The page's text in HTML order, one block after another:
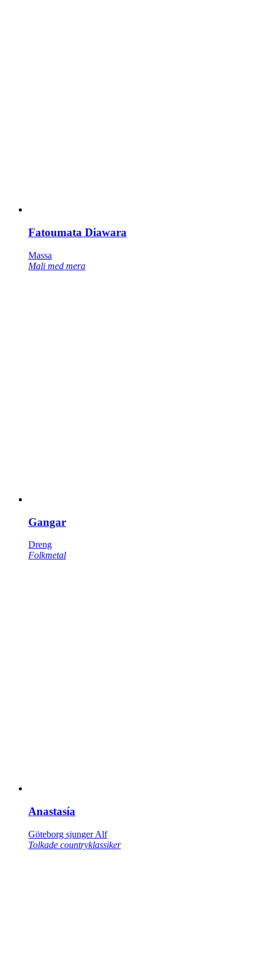
Fatoumata Diawara
Massa
Mali med mera
Gangar
Dreng
Folkmetal
Anastasía
Göteborg sjunger Alf
Tolkade countryklassiker